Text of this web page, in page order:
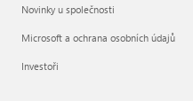
Novinky u společnosti
Microsoft a ochrana osobních údajů
Investoři